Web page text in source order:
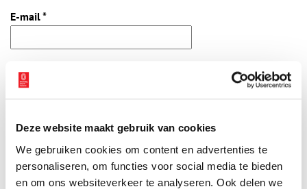
Deze website maakt gebruik van cookies
We gebruiken cookies om content en advertenties te
personaliseren, om functies voor social media te bieden
en om ons websiteverkeer te analyseren. Ook delen we
E-mail*
Vink dit aan als u op de hoogte gehouden wil worden.
Bekijk meer video's